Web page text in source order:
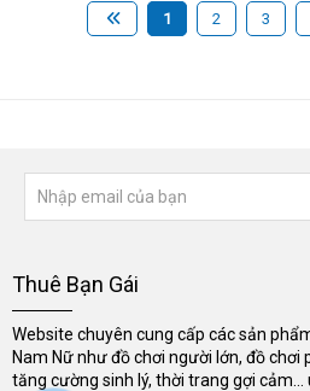
1 2 3
Thuê Bạn Gái
Website chuyên cung cấp các sản
Nam Nữ như đồ chơi người lớn, đồ chơi
tăng cường sinh lý, thời trang gợi cảm...